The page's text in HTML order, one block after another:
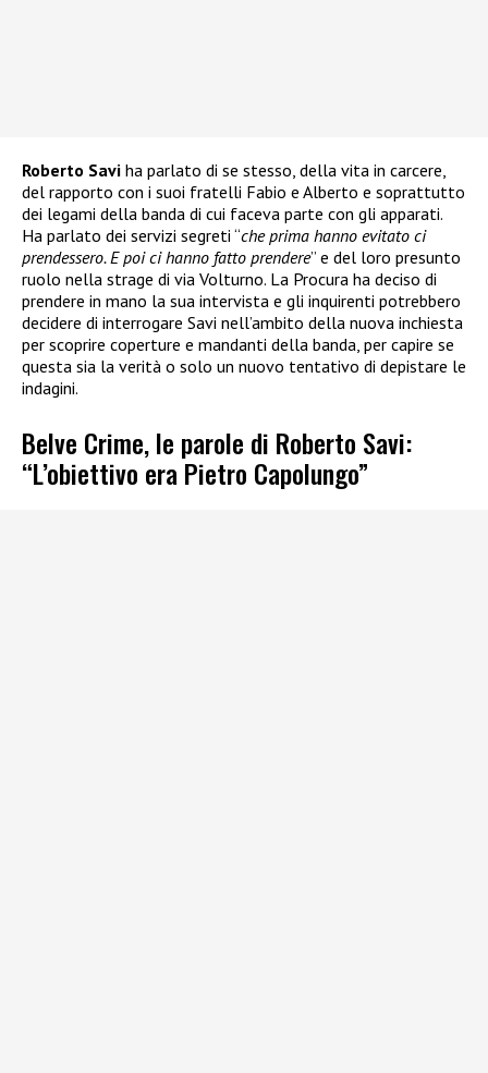
Roberto Savi ha parlato di se stesso, della vita in carcere,
del rapporto con i suoi fratelli Fabio e Alberto e soprattutto
dei legami della banda di cui faceva parte con gli apparati.
Ha parlato dei servizi segreti “che prima hanno evitato ci
prendessero. E poi ci hanno fatto prendere” e del loro presunto
ruolo nella strage di via Volturno. La Procura ha deciso di
prendere in mano la sua intervista e gli inquirenti potrebbero
decidere di interrogare Savi nell’ambito della nuova inchiesta
per scoprire coperture e mandanti della banda, per capire se
questa sia la verità o solo un nuovo tentativo di depistare le
indagini.
Belve Crime, le parole di Roberto Savi:
“L’obiettivo era Pietro Capolungo”